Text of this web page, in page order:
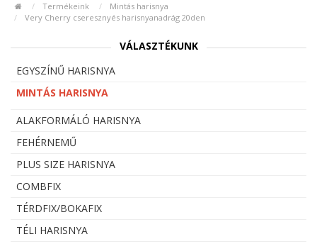
Termékeink
Mintás harisnya
Very Cherry cseresznyés harisnyanadrág 20den
VÁLASZTÉKUNK
EGYSZÍNŰ HARISNYA
MINTÁS HARISNYA
ALAKFORMÁLÓ HARISNYA
FEHÉRNEMŰ
PLUS SIZE HARISNYA
COMBFIX
TÉRDFIX/BOKAFIX
TÉLI HARISNYA